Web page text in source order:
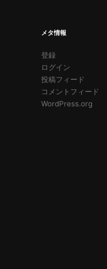
メタ情報
登録
ログイン
投稿フィード
コメントフィード
WordPress.org